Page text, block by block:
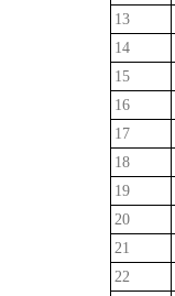
13
14
15
16
17
18
19
20
21
22